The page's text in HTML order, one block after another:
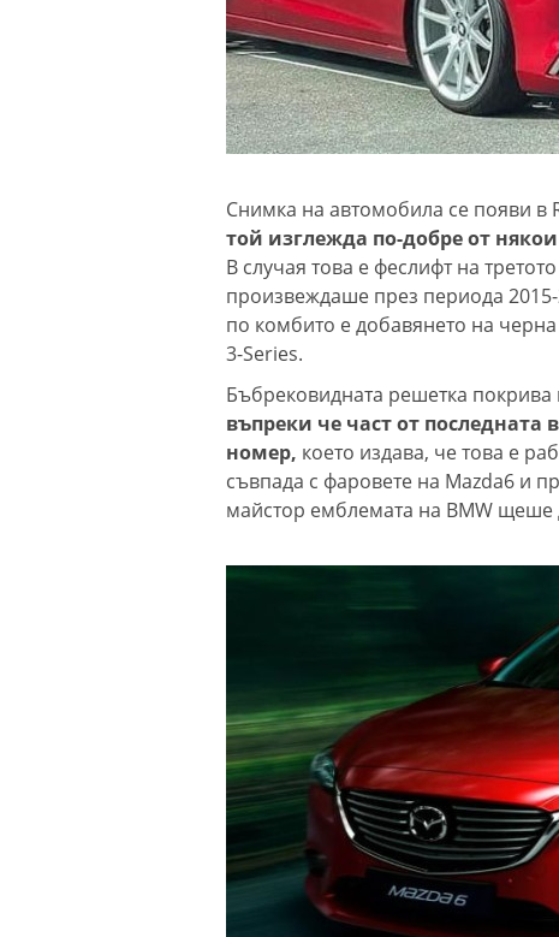
Снимка на автомобила се появи в
той изглежда по-добре от
В случая това е феслифт на
произвеждаше през периода
по комбито e добавянето на
3-Series.
Бъбрековидната решетка покрива
въпреки че част от
номер, което издава, че това е
съвпада с фаровете на Mazda6 и
майстор емблемата на BMW